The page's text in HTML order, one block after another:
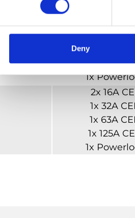
Deny
1x 125A
1x
2x 16A
1x 32A
1x 63A
1x 125A
1x